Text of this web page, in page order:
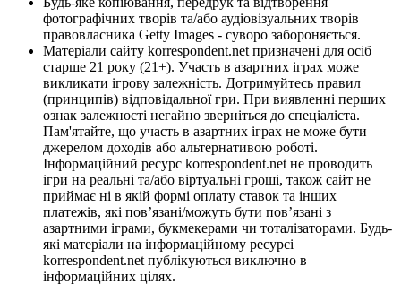
фотографічних творів та/або аудіовізуальних творів
правовласника Getty Images - суворо забороняється.
Матеріали сайту korrespondent.net призначені для осіб
старше 21 року (21+). Участь в азартних іграх може
викликати ігрову залежність. Дотримуйтесь правил
(принципів) відповідальної гри. При виявленні перших
ознак залежності негайно зверніться до спеціаліста.
Пам'ятайте, що участь в азартних іграх не може бути
джерелом доходів або альтернативою роботі.
Інформаційний ресурс korrespondent.net не проводить
ігри на реальні та/або віртуальні гроші, також сайт не
приймає ні в якій формі оплату ставок та інших
платежів, які пов’язані/можуть бути пов’язані з
азартними іграми, букмекерами чи тоталізаторами. Будь-
які матеріали на інформаційному ресурсі
korrespondent.net публікуються виключно в
інформаційних цілях.